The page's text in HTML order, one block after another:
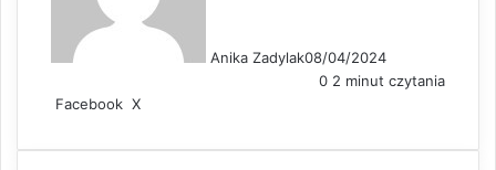
Anika Zadylak08/04/2024
0 2 minut czytania
Facebook X
na
u